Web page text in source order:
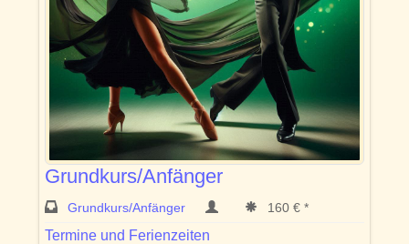
Grundkurs/Anfänger
Grundkurs/Anfänger 160 € *
Termine und Ferienzeiten